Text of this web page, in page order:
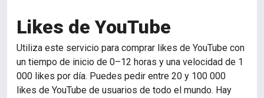
Likes de YouTube
Utiliza este servicio para comprar likes de YouTube con
un tiempo de inicio de 0–12 horas y una velocidad de 1
000 likes por día. Puedes pedir entre 20 y 100 000
likes de YouTube de usuarios de todo el mundo. Hay